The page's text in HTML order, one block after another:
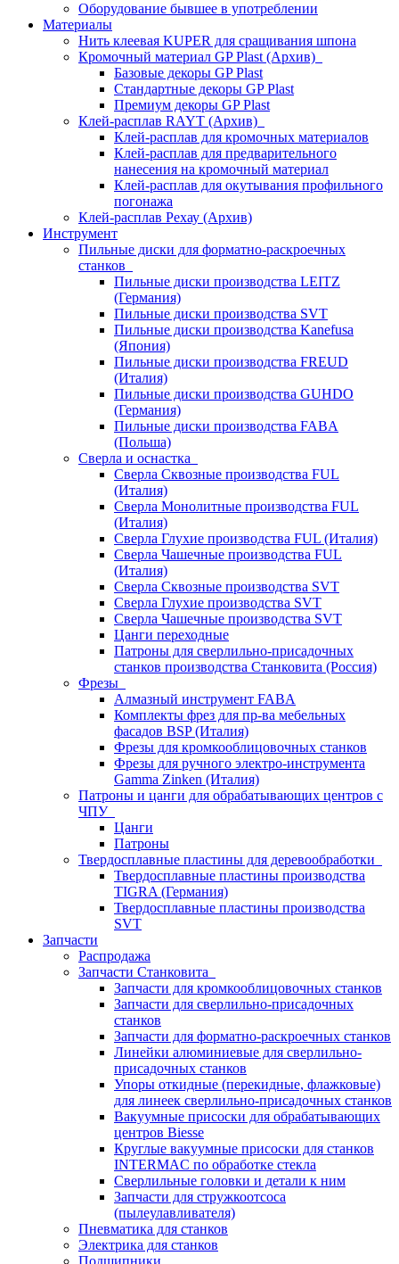
Оборудование бывшее в употреблении
Материалы
Нить клеевая KUPER для сращивания шпона
Кромочный материал GP Plast (Архив)
Базовые декоры GP Plast
Стандартные декоры GP Plast
Премиум декоры GP Plast
Клей-расплав RAYT (Архив)
Клей-расплав для кромочных материалов
Клей-расплав для предварительного
нанесения на кромочный материал
Клей-расплав для окутывания профильного
погонажа
Клей-расплав Рехау (Архив)
Инструмент
Пильные диски для форматно-раскроечных
станков
Пильные диски производства LEITZ
(Германия)
Пильные диски производства SVT
Пильные диски производства Kanefusa
(Япония)
Пильные диски производства FREUD
(Италия)
Пильные диски производства GUHDO
(Германия)
Пильные диски производства FABA
(Польша)
Сверла и оснастка
Сверла Сквозные производства FUL
(Италия)
Сверла Монолитные производства FUL
(Италия)
Сверла Глухие производства FUL (Италия)
Сверла Чашечные производства FUL
(Италия)
Сверла Сквозные производства SVT
Сверла Глухие производства SVT
Сверла Чашечные производства SVT
Цанги переходные
Патроны для сверлильно-присадочных
станков производства Станковита (Россия)
Фрезы
Алмазный инструмент FABA
Комплекты фрез для пр-ва мебельных
фасадов BSP (Италия)
Фрезы для кромкооблицовочных станков
Фрезы для ручного электро-инструмента
Gamma Zinken (Италия)
Патроны и цанги для обрабатывающих центров с
ЧПУ
Цанги
Патроны
Твердосплавные пластины для деревообработки
Твердосплавные пластины производства
TIGRA (Германия)
Твердосплавные пластины производства
SVT
Запчасти
Распродажа
Запчасти Станковита
Запчасти для кромкооблицовочных станков
Запчасти для сверлильно-присадочных
станков
Запчасти для форматно-раскроечных станков
Линейки алюминиевые для сверлильно-
присадочных станков
Упоры откидные (перекидные, флажковые)
для линеек сверлильно-присадочных станков
Вакуумные присоски для обрабатывающих
центров Biesse
Круглые вакуумные присоски для станков
INTERMAC по обработке стекла
Сверлильные головки и детали к ним
Запчасти для стружкоотсоса
(пылеулавливателя)
Пневматика для станков
Электрика для станков
Подшипники